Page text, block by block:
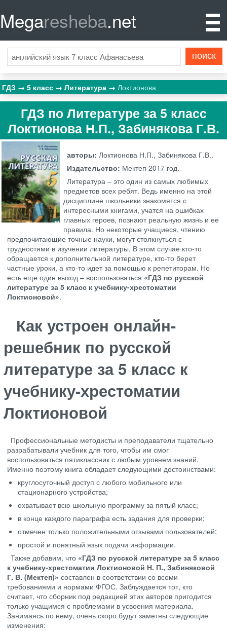
Megaresheba.net
ГДЗ 5 класс Литература Локтионова
ГДЗ по Литературе за 5 класс
Локтионова Н.П., Забинякова Г.В.
авторы:Локтионова Н.П., Забинякова Г.В..
Издательство: Мектеп 2017 год.
Литература – это один из самых любимых
предметов всех ребят. Ведь именно на этой
дисциплине школьники знакомятся с
интересными книгами, учатся на ошибках
главных героев, познают реальную жизнь и ее
правила. Но некоторые учащиеся, чтению
предпочитающие точные науки, могут столкнуться с
трудностями в изучении литературы. В этом случае кто-то
обращается к дополнительной литературе, кто-то берет
частные уроки, а кто-то идет за помощью к репетиторам. Но
есть еще один выход – воспользоваться «ГДЗ по русской
литературе за 5 класс к учебнику-хрестоматии
Локтионовой».
Как устроен онлайн-
решебник по русской
литературе за 5 класс к
учебнику-хрестоматии
Локтионовой
Профессиональные методисты и преподаватели тщательно
разрабатывали учебник для того, чтобы им смог
воспользоваться пятиклассник с любым уровнем знаний.
Именно поэтому книга обладает следующими достоинствами:
круглосуточный доступ с любого мобильного или
стационарного устройства;
охватывает всю школьную программу за пятый класс;
в конце каждого параграфа есть задания для проверки;
отмечен только положительными отзывами пользователей;
простой и понятный язык подачи информации.
Также добавим, что «ГДЗ по русской литературе за 5 класс
к учебнику-хрестоматии Локтионовой Н. П., Забиняковой
Г. В. (Мектеп)» составлен в соответствии со всеми
требованиями и нормами ФГОС. Заблуждается тот, кто
считает, что сборник под редакцией этих авторов пригодится
только учащимся с проблемами в усвоения материала.
Занимаясь по нему, очень скоро будут заметны следующие
изменения: